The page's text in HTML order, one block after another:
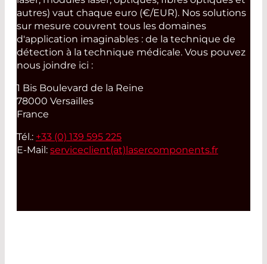
autres) vaut chaque euro (€/EUR). Nos solutions
sur mesure couvrent tous les domaines
d'application imaginables : de la technique de
détection à la technique médicale. Vous pouvez
nous joindre ici :
1 Bis Boulevard de la Reine
78000 Versailles
France
Tél.: +33 (0) 139 595 225
E-Mail: serviceclient(at) lasercomponents.fr